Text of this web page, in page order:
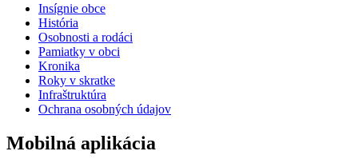
Insígnie obce
História
Osobnosti a rodáci
Pamiatky v obci
Kronika
Roky v skratke
Infraštruktúra
Ochrana osobných údajov
Mobilná aplikácia